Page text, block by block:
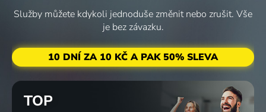
Služby můžete kdykoli jednoduše změnit nebo zrušit. Vše
je bez závazku.
10 DNÍ ZA 10 KČ A PAK 50% SLEVA
TOP